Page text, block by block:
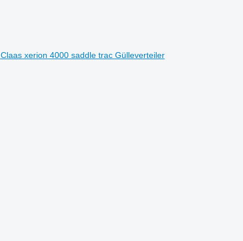
Claas xerion 4000 saddle trac Gülleverteiler